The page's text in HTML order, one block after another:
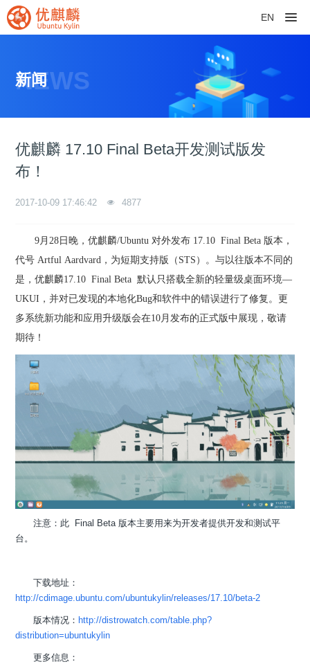
EN
NEWS
新闻
优麒麟 17.10 Final Beta开发测试版发
布！
2017-10-09 17:46:42 4877
9月28日晚，优麒麟/Ubuntu 对外发布 17.10 Final Beta 版本，
代号 Artful Aardvard，为短期支持版（STS）。与以往版本不同的
是，优麒麟17.10 Final Beta 默认只搭载全新的轻量级桌面环境—
UKUI，并对已发现的本地化Bug和软件中的错误进行了修复。更
多系统新功能和应用升级版会在10月发布的正式版中展现，敬请
期待！
注意：此 Final Beta 版本主要用来为开发者提供开发和测试平
台。
下载地址：
http://cdimage.ubuntu.com/ubuntukylin/releases/17.10/beta-2
版本情况： http://distrowatch.com/table.php?
distribution=ubuntukylin
更多信息：